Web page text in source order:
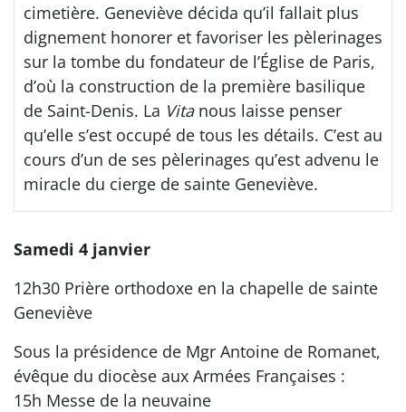
cimetière. Geneviève décida qu’il fallait plus
dignement honorer et favoriser les pèlerinages
sur la tombe du fondateur de l’Église de Paris,
d’où la construction de la première basilique
de Saint-Denis. La Vitanous laisse penser
qu’elle s’est occupé de tous les détails. C’est au
cours d’un de ses pèlerinages qu’est advenu le
miracle du cierge de sainte Geneviève.
Samedi 4 janvier
12h30 Prière orthodoxe en la chapelle de sainte
Geneviève
Sous la présidence de Mgr Antoine de Romanet,
évêque du diocèse aux Armées Françaises :
15h Messe de la neuvaine